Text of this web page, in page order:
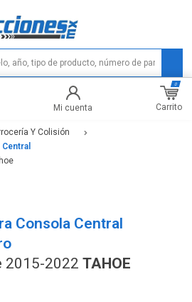
Mi cuenta Carrito
0
Y Colisión
Consola Central
2015-2022 TAHOE